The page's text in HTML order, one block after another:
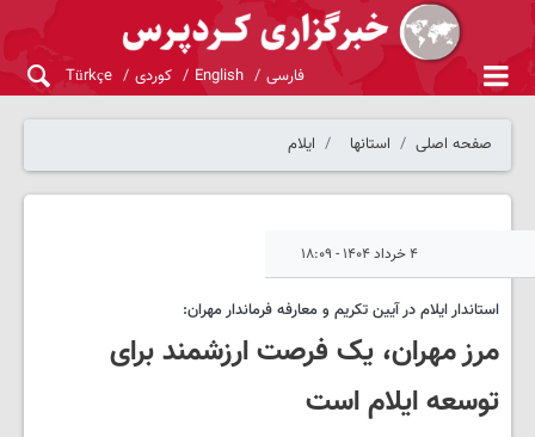
فارسی English کوردی Türkçe
صفحه اصلی استانها ایلام
۴ خرداد ۱۴۰۴ - ۱۸:۰۹
استاندار ایلام در آیین تکریم و معارفه فرماندار مهران:
مرز مهران، یک فرصت ارزشمند برای
توسعه ایلام است